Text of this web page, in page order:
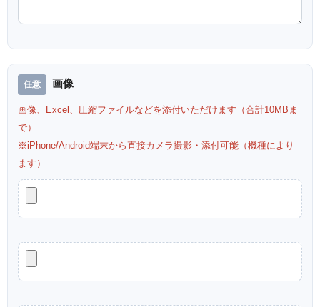
画像
画像、Excel、圧縮ファイルなどを添付いただけます（合計10MBま
で）
※iPhone/Android端末から直接カメラ撮影・添付可能（機種により
ます）